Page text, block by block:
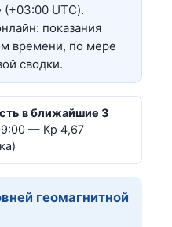
(+03:00 UTC).
показания
времени, по мере
сводки.
в ближайшие 3
— Kp 4,67
геомагнитной